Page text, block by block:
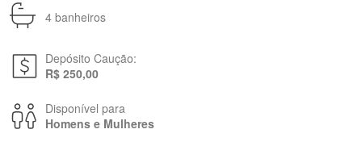
4 banheiros
Depósito Caução:
R$ 250,00
Disponível para
Homens e Mulheres